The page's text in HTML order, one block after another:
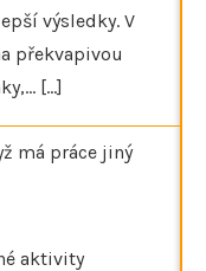
výsledky. V
překvapivou
[...]
má práce jiný
aktivity